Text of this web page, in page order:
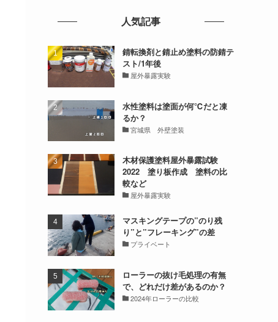
人気記事
錆転換剤と錆止め塗料の防錆テ
スト/1年後
屋外暴露実験
水性塗料は塗面が何℃だと凍
るか？
宮城県 外壁塗装
木材保護塗料屋外暴露試験
2022 塗り板作成 塗料の比
較など
屋外暴露実験
マスキングテープの”のり残
り”と”フレーキング”の差
プライベート
ローラーの抜け毛処理の有無
で、どれだけ差があるのか？
2024年ローラーの比較